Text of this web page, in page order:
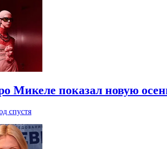
Микеле показал новую
спустя